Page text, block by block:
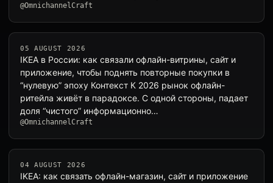
@OmnichannelCraft
05 AUGUST 2026
IKEA в России: как связали офлайн-витрины, сайт и
приложение, чтобы поднять повторные покупки в
“нулевую” эпоху Контекст К 2026 рынок офлайн-
ритейла живёт в парадоксе. С одной стороны, падает
доля “чистого” информационно…
@OmnichannelCraft
04 AUGUST 2026
IKEA: как связать офлайн-магазин, сайт и приложение